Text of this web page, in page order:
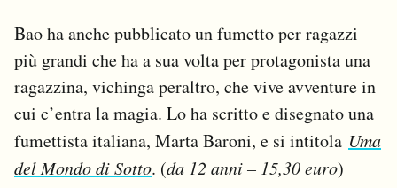
Bao ha anche pubblicato un fumetto per ragazzi
più grandi che ha a sua volta per protagonista una
ragazzina, vichinga peraltro, che vive avventure in
cui c’entra la magia. Lo ha scritto e disegnato una
fumettista italiana, Marta Baroni, e si intitola Uma
del Mondo di Sotto. (da 12 anni – 15,30 euro)